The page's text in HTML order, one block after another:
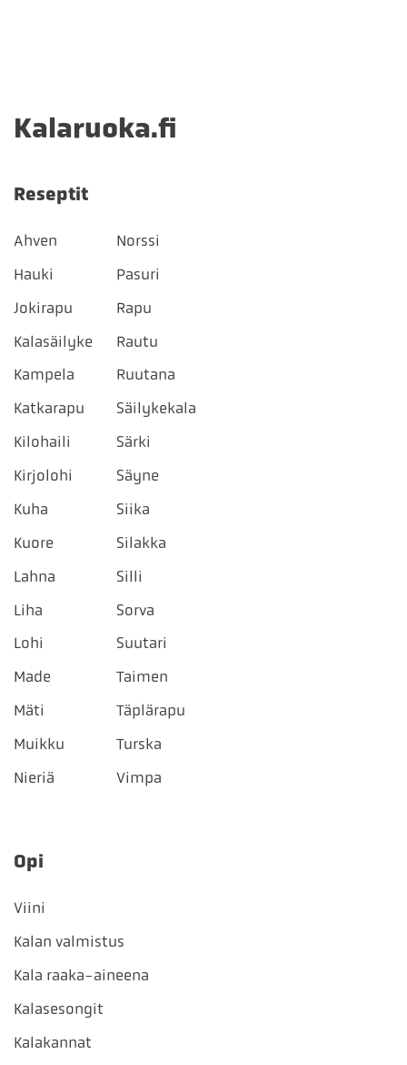
Kalaruoka.fi
Reseptit
Ahven
Hauki
Jokirapu
Kalasäilyke
Kampela
Katkarapu
Kilohaili
Kirjolohi
Kuha
Kuore
Lahna
Liha
Lohi
Made
Mäti
Muikku
Nieriä
Norssi
Pasuri
Rapu
Rautu
Ruutana
Säilykekala
Särki
Säyne
Siika
Silakka
Silli
Sorva
Suutari
Taimen
Täplärapu
Turska
Vimpa
Opi
Viini
Kalan valmistus
Kala raaka-aineena
Kalasesongit
Kalakannat